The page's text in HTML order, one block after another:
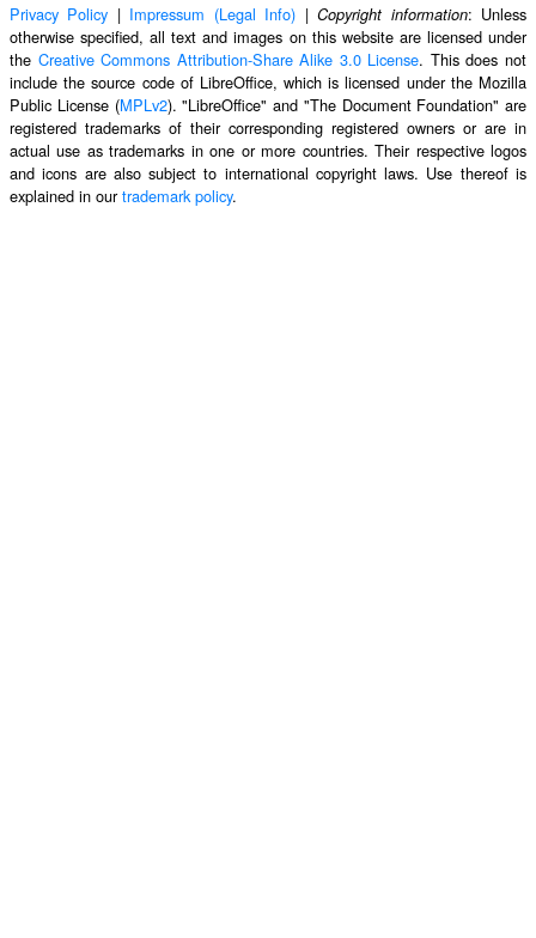
Privacy Policy | Impressum (Legal Info) |Copyright information: Unless
otherwise specified, all text and images on this website are licensed under
the Creative Commons Attribution-Share Alike 3.0 License. This does not
include the source code of LibreOffice, which is licensed under the Mozilla
Public License (MPLv2). "LibreOffice" and "The Document Foundation" are
registered trademarks of their corresponding registered owners or are in
actual use as trademarks in one or more countries. Their respective logos
and icons are also subject to international copyright laws. Use thereof is
explained in ourtrademark policy.